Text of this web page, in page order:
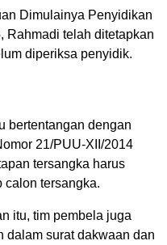
Dimulainya Penyidikan
Rahmadi telah ditetapkan
diperiksa penyidik.
bertentangan dengan
21/PUU-XII/2014
tersangka harus
calon tersangka.
itu, tim pembela juga
dalam surat dakwaan dan